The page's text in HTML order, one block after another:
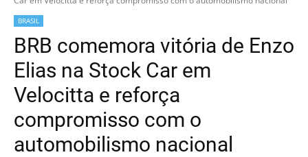
BRASIL
BRB comemora vitória de Enzo
Elias na Stock Car em
Velocitta e reforça
compromisso com o
automobilismo nacional